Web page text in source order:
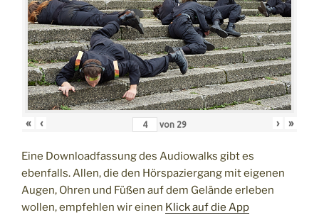
« ‹ von 29 › »
Eine Downloadfassung des Audiowalks gibt es
ebenfalls. Allen, die den Hörspaziergang mit eigenen
Augen, Ohren und Füßen auf dem Gelände erleben
wollen, empfehlen wir einen Klick auf die App